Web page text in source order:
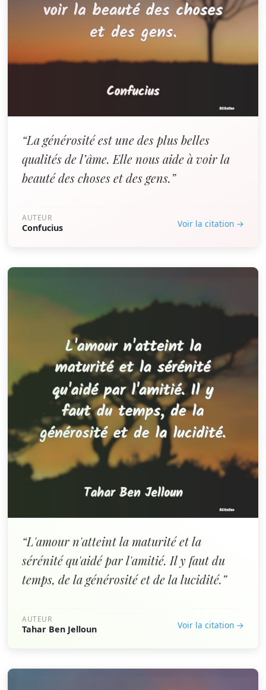
“La générosité est une des plus belles
qualités de l’âme. Elle nous aide à voir la
beauté des choses et des gens.”
AUTEUR
Confucius Voir la citation →
“L'amour n'atteint la maturité et la
sérénité qu'aidé par l'amitié. Il y faut du
temps, de la générosité et de la lucidité.”
AUTEUR
Tahar Ben Jelloun Voir la citation →